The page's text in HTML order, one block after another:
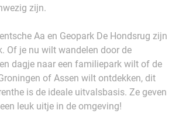
zijn.
Aa en Geopark De Hondsrug zijn
Of je nu wilt wandelen door de
dagje naar een familiepark wilt of de
of Assen wilt ontdekken, dit
is de ideale uitvalsbasis. Ze geven
leuk uitje in de omgeving!